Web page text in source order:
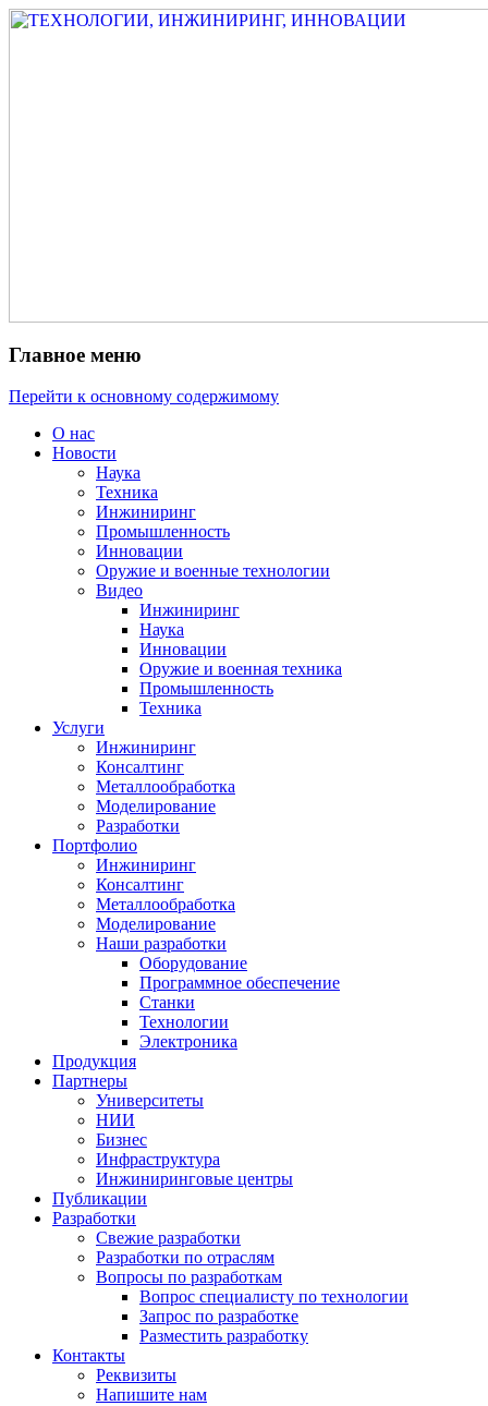
Главное меню
Перейти к основному содержимому
О нас
Новости
Наука
Техника
Инжиниринг
Промышленность
Инновации
Оружие и военные технологии
Видео
Инжиниринг
Наука
Инновации
Оружие и военная техника
Промышленность
Техника
Услуги
Инжиниринг
Консалтинг
Металлообработка
Моделирование
Разработки
Портфолио
Инжиниринг
Консалтинг
Металлообработка
Моделирование
Наши разработки
Оборудование
Программное обеспечение
Станки
Технологии
Электроника
Продукция
Партнеры
Университеты
НИИ
Бизнес
Инфраструктура
Инжиниринговые центры
Публикации
Разработки
Свежие разработки
Разработки по отраслям
Вопросы по разработкам
Вопрос специалисту по технологии
Запрос по разработке
Разместить разработку
Контакты
Реквизиты
Напишите нам